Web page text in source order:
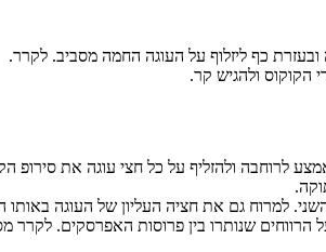
כף ליזלוף על העוגה החמה מסביב. לקרר.
הקוקוס ולהגיש קר.
לרוחבה ולהזליף על כל חצי עוגה את סירופ
למרוח גם את חציה העליון של העוגה
שנותרו בין פרוסות האפרסקים. לקרר